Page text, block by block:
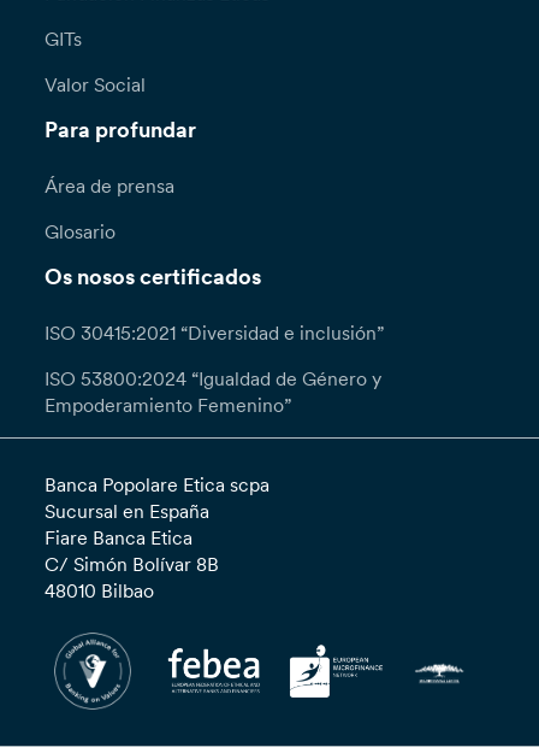
GITs
Valor Social
Para profundar
Área de prensa
Glosario
Os nosos certificados
ISO 30415:2021 “Diversidad e inclusión”
ISO 53800:2024 “Igualdad de Género y
Empoderamiento Femenino”
Banca Popolare Etica scpa
Sucursal en España
Fiare Banca Etica
C/ Simón Bolívar 8B
48010 Bilbao